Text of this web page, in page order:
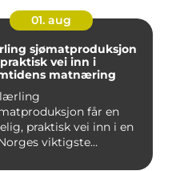
01. aug
sjømatproduksjon
vei inn i
matnæring
lærling
får en
praktisk vei inn i en
viktigste